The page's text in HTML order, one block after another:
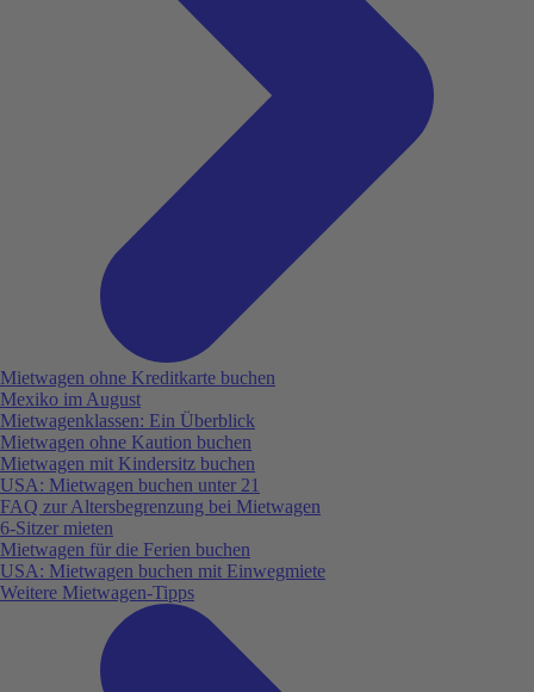
Mietwagen ohne Kreditkarte buchen
Mexiko im August
Mietwagenklassen: Ein Überblick
Mietwagen ohne Kaution buchen
Mietwagen mit Kindersitz buchen
USA: Mietwagen buchen unter 21
FAQ zur Altersbegrenzung bei Mietwagen
6-Sitzer mieten
Mietwagen für die Ferien buchen
USA: Mietwagen buchen mit Einwegmiete
Weitere Mietwagen-Tipps